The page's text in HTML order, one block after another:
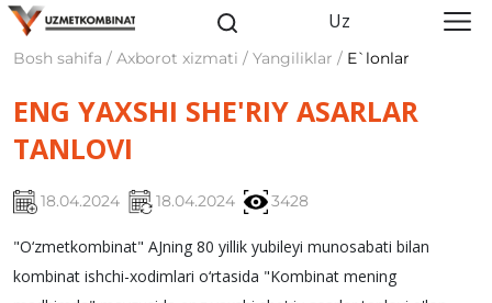
Uz
Bosh sahifa / Axborot xizmati / Yangiliklar / E`lonlar
ENG YAXSHI SHE'RIY ASARLAR
TANLOVI
18.04.2024 18.04.2024 3428
"O‘zmetkombinat" AJning 80 yillik yubileyi munosabati bilan
kombinat ishchi-xodimlari o‘rtasida "Kombinat mening